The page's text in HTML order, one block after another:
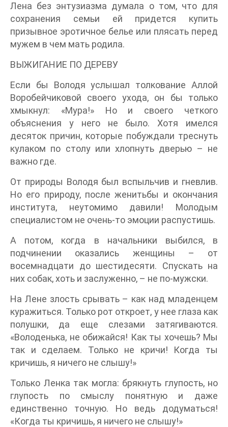
Лена без энтузиазма думала о том, что для
сохранения семьи ей придется купить
призывное эротичное белье или плясать перед
мужем в чем мать родила.
ВЫЖИГАНИЕ ПО ДЕРЕВУ
Если бы Володя услышал толкование Аллой
Воробейчиковой своего ухода, он бы только
хмыкнул: «Мура!» Но и своего четкого
объяснения у него не было. Хотя имелся
десяток причин, которые побуждали треснуть
кулаком по столу или хлопнуть дверью – не
важно где.
От природы Володя был вспыльчив и гневлив.
Но его природу, после женитьбы и окончания
института, неутомимо давили! Молодым
специалистом не очень-то эмоции распустишь.
А потом, когда в начальники выбился, в
подчинении оказались женщины – от
восемнадцати до шестидесяти. Спускать на
них собак, хоть и заслуженно, – не по-мужски.
На Лене злость срывать – как над младенцем
куражиться. Только рот откроет, у нее глаза как
полушки, да еще слезами затягиваются.
«Володенька, не обижайся! Как ты хочешь? Мы
так и сделаем. Только не кричи! Когда ты
кричишь, я ничего не слышу!»
Только Ленка так могла: брякнуть глупость, но
глупость по смыслу понятную и даже
единственно точную. Но ведь додуматься!
«Когда ты кричишь, я ничего не слышу!»